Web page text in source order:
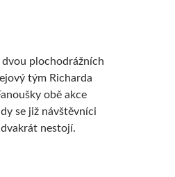
dvou plochodrážních
tým Richarda
obě akce
se již návštěvníci
nestojí.